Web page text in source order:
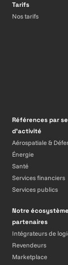
Tarifs
Nos tarifs
Références par
d’activité
Aérospatiale &
Énergie
Santé
Services financiers
Services publics
Notre
partenaires
Intégrateurs de
Revendeurs
Marketplace